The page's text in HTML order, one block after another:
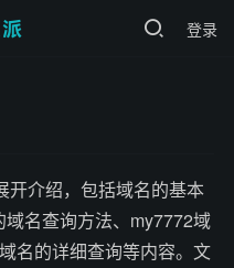
登录
开介绍，包括域名的基本
名查询方法、my7772域
名的详细查询等内容。文